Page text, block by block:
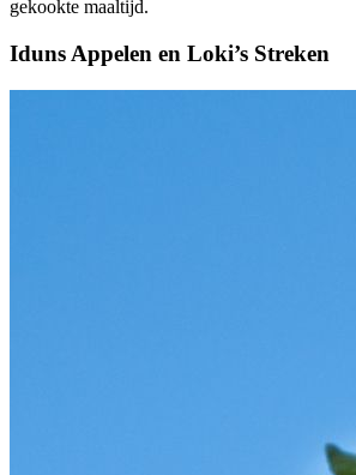
gekookte maaltijd.
Iduns Appelen en Loki’s Streken